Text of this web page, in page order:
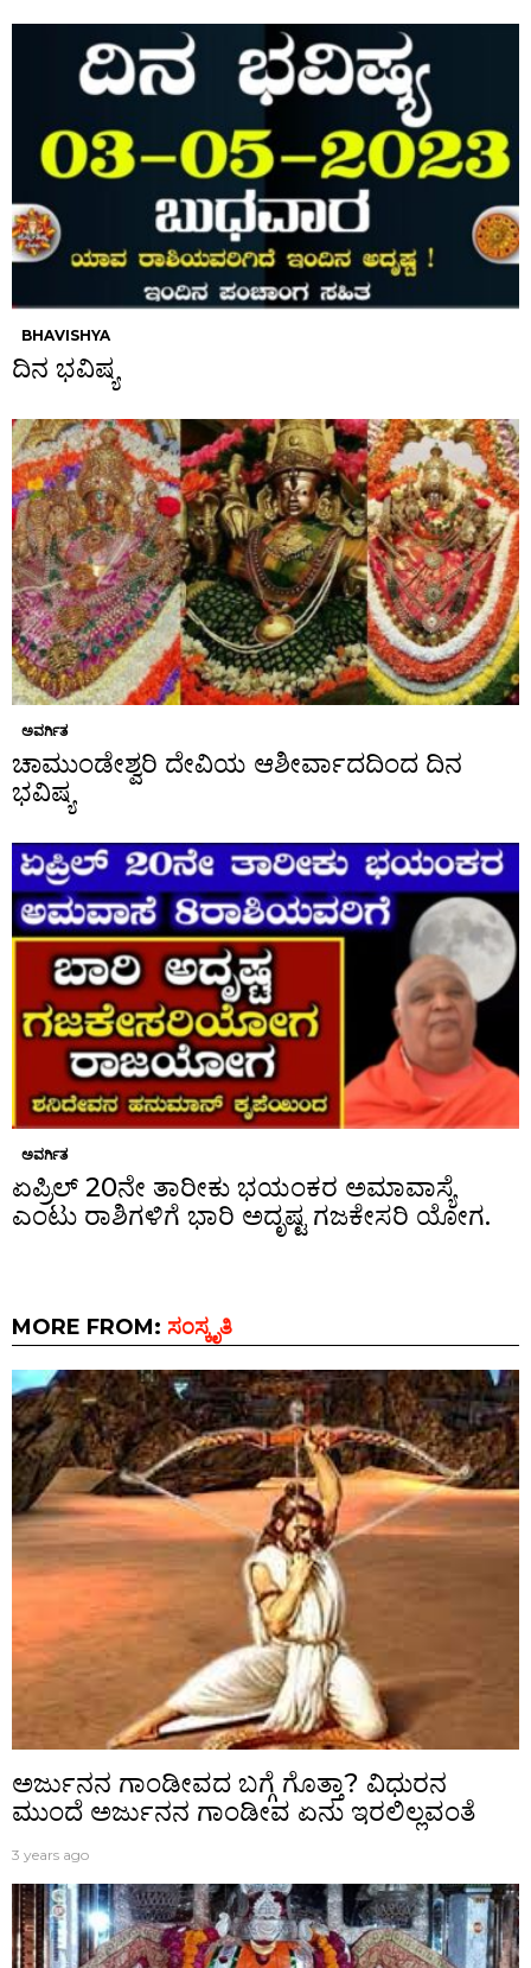
BHAVISHYA
ದಿನ ಭವಿಷ್ಯ
ಅವರ್ಗಿತ
ಚಾಮುಂಡೇಶ್ವರಿ ದೇವಿಯ ಆಶೀರ್ವಾದದಿಂದ ದಿನ
ಭವಿಷ್ಯ
ಅವರ್ಗಿತ
ಏಪ್ರಿಲ್ 20ನೇ ತಾರೀಕು ಭಯಂಕರ ಅಮಾವಾಸ್ಯೆ
ಎಂಟು ರಾಶಿಗಳಿಗೆ ಭಾರಿ ಅದೃಷ್ಟ ಗಜಕೇಸರಿ ಯೋಗ.
MORE FROM: ಸಂಸ್ಕೃತಿ
ಅರ್ಜುನನ ಗಾಂಡೀವದ ಬಗ್ಗೆ ಗೊತ್ತಾ? ವಿಧುರನ
ಮುಂದೆ ಅರ್ಜುನನ ಗಾಂಡೀವ ಏನು ಇರಲಿಲ್ಲವಂತೆ
3 years ago